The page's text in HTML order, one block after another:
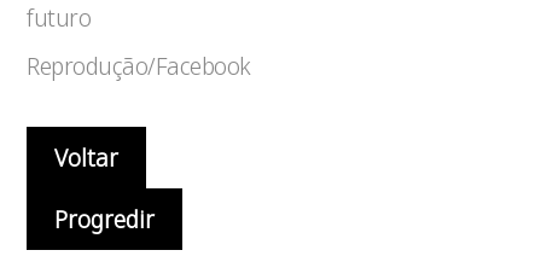
futuro
Reprodução/Facebook
Voltar
Progredir